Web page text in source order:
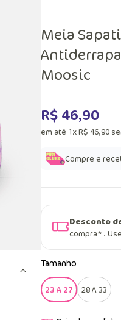
Meia
Moosic
R$ 46,90
em até 1xR$ 46,90
Compre e
Desconto
compra* .
Tamanho
23 A 27 28 A 33